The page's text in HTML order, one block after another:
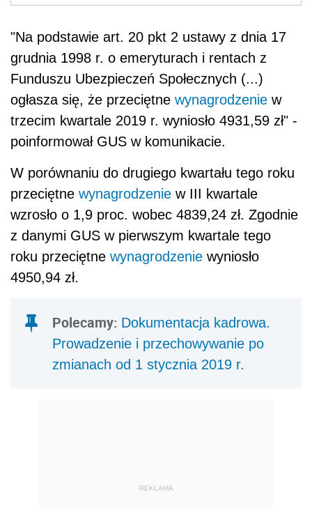
"Na podstawie art. 20 pkt 2 ustawy z dnia 17
grudnia 1998 r. o emeryturach i rentach z
Funduszu Ubezpieczeń Społecznych (...)
ogłasza się, że przeciętne wynagrodzenie w
trzecim kwartale 2019 r. wyniosło 4931,59 zł" -
poinformował GUS w komunikacie.
W porównaniu do drugiego kwartału tego roku
przeciętne wynagrodzenie w III kwartale
wzrosło o 1,9 proc. wobec 4839,24 zł. Zgodnie
z danymi GUS w pierwszym kwartale tego
roku przeciętne wynagrodzenie wyniosło
4950,94 zł.
Polecamy: Dokumentacja kadrowa.
Prowadzenie i przechowywanie po
zmianach od 1 stycznia 2019 r.
REKLAMA